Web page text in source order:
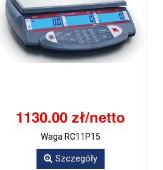
1130.00 zł/netto
Waga RC11P15
Szczegóły